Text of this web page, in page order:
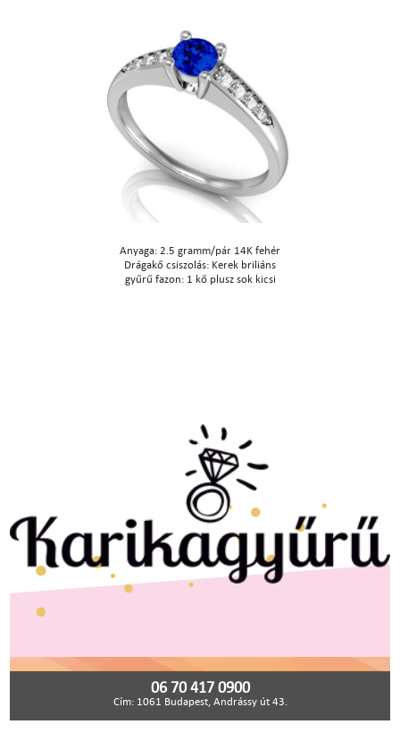
Anyaga: 2.5 gramm/pár 14K fehér
Drágakő csiszolás: Kerek briliáns
gyűrű fazon: 1 kő plusz sok kicsi
06 70 417 0900
Cím: 1061 Budapest, Andrássy út 43.